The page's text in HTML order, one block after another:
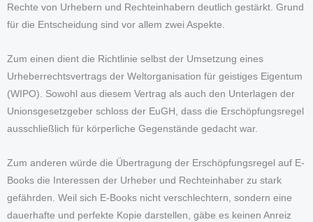
Rechte von Urhebern und Rechteinhabern deutlich gestärkt. Grund
für die Entscheidung sind vor allem zwei Aspekte.
Zum einen dient die Richtlinie selbst der Umsetzung eines
Urheberrechtsvertrags der Weltorganisation für geistiges Eigentum
(WIPO). Sowohl aus diesem Vertrag als auch den Unterlagen der
Unionsgesetzgeber schloss der EuGH, dass die Erschöpfungsregel
ausschließlich für körperliche Gegenstände gedacht war.
Zum anderen würde die Übertragung der Erschöpfungsregel auf E-
Books die Interessen der Urheber und Rechteinhaber zu stark
gefährden. Weil sich E-Books nicht verschlechtern, sondern eine
dauerhafte und perfekte Kopie darstellen, gäbe es keinen Anreiz